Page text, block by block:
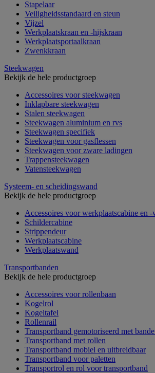
Stapelaar
Veiligheidsstandaard en steun
Vijzel
Werkplaatskraan en -hijskraan
Werkplaatsportaalkraan
Zwenkkraan
Steekwagen
Bekijk de hele productgroep
Accessoires voor steekwagen
Inklapbare steekwagen
Stalen steekwagen
Steekwagen aluminium en rvs
Steekwagen specifiek
Steekwagen voor gasflessen
Steekwagen voor zware ladingen
Trappensteekwagen
Vatensteekwagen
Systeem- en scheidingswand
Bekijk de hele productgroep
Accessoires voor werkplaatscabine en -
Schildercabine
Strippendeur
Werkplaatscabine
Werkplaatswand
Transportbanden
Bekijk de hele productgroep
Accessoires voor rollenbaan
Kogelrol
Kogeltafel
Rollenrail
Transportband gemotoriseerd met
Transportband met rollen
Transportband mobiel en uitbreidbaar
Transportband voor paletten
Transportrol en rol voor transportband